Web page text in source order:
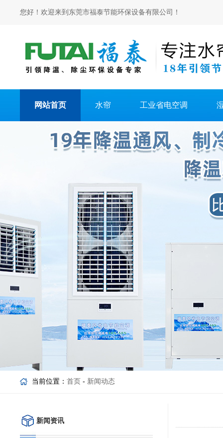
您好！欢迎来到东莞市福泰节能环保设备有限公司！
网站首页 水帘 工业省电空调
当前位置： 首页 - 新闻动态
新闻资讯